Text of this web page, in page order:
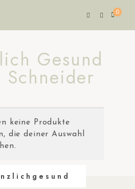
0
keine Produkte
die deiner Auswahl